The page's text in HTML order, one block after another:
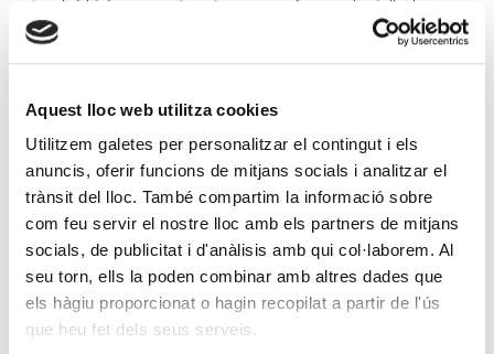
Aquest lloc web utilitza cookies
Utilitzem galetes per personalitzar el contingut i els
anuncis, oferir funcions de mitjans socials i analitzar el
trànsit del lloc. També compartim la informació sobre
com feu servir el nostre lloc amb els partners de mitjans
socials, de publicitat i d'anàlisis amb qui col·laborem. Al
seu torn, ells la poden combinar amb altres dades que
els hàgiu proporcionat o hagin recopilat a partir de l'ús
que heu fet dels seus serveis.
també hi és present, potser no en forma de riallada
però sí en forma de somriures». Així, ha conclòs que es
tracta d’un «humor elegant, molt bonic», ja que «el
aquest humor aflori en l’orquestra».
El concert formava part de programació que ofereixen
el comú d’Ordino i Creand Fundació a través de
l’Associació Festivals d’Ordino.